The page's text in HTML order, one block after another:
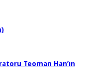
Teoman Han’ın